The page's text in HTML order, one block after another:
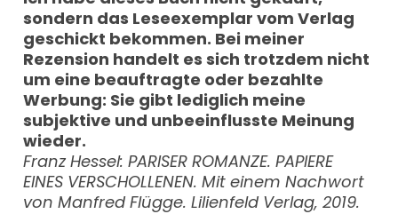
sondern das Leseexemplar vom Verlag
geschickt bekommen. Bei meiner
Rezension handelt es sich trotzdem nicht
um eine beauftragte oder bezahlte
Werbung: Sie gibt lediglich meine
subjektive und unbeeinflusste Meinung
wieder.
Franz Hessel: PARISER ROMANZE. PAPIERE
EINES VERSCHOLLENEN. Mit einem Nachwort
von Manfred Flügge. Lilienfeld Verlag, 2019.